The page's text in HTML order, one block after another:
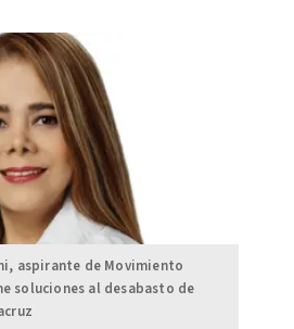
aspirante de Movimiento
soluciones al desabasto de